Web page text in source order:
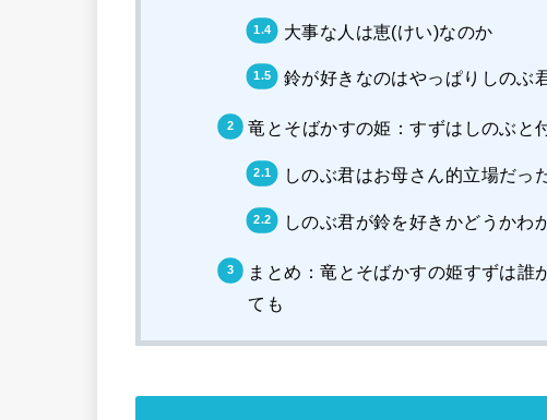
大事な人は恵(けい)なのか
鈴が好きなのはやっぱりしのぶ
竜とそばかすの姫：すずはしのぶと
しのぶ君はお母さん的立場だっ
しのぶ君が鈴を好きかどうかわ
まとめ：竜とそばかすの姫すずは誰
ても